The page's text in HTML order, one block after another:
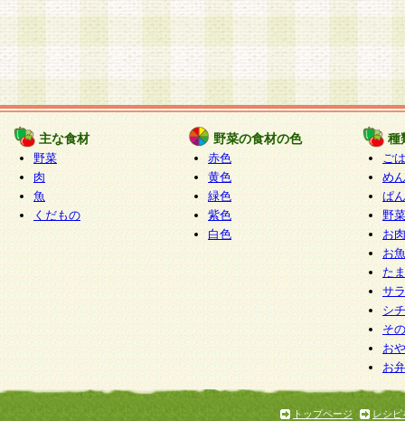
主な食材
野菜
肉
魚
くだもの
野菜の食材の色
赤色
黄色
緑色
紫色
白色
種
ご
めん
ぱん
野
お
お
た
サ
シ
そ
お
お
トップページ
レシピ